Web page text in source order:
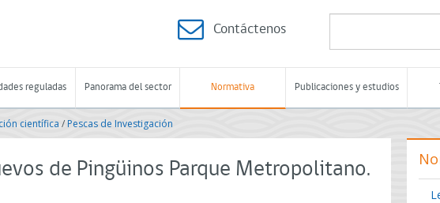
Contáctenos
reguladas Panorama del sector Normativa Publicaciones y estudios
científica /Pescas de Investigación
de Pingüinos Parque Metropolitano.